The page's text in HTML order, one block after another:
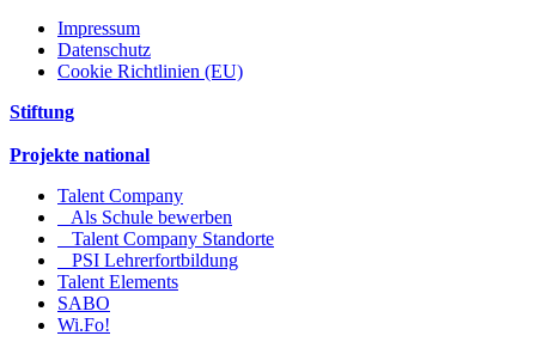
Impressum
Datenschutz
Cookie Richtlinien (EU)
Stiftung
Projekte national
Talent Company
Als Schule bewerben
Talent Company Standorte
PSI Lehrerfortbildung
Talent Elements
SABO
Wi.Fo!